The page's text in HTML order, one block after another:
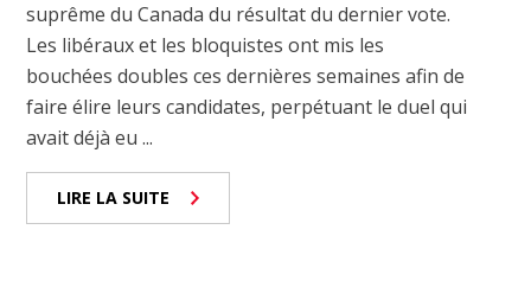
suprême du Canada du résultat du dernier vote.
Les libéraux et les bloquistes ont mis les
bouchées doubles ces dernières semaines afin de
faire élire leurs candidates, perpétuant le duel qui
avait déjà eu ...
LIRE LA SUITE